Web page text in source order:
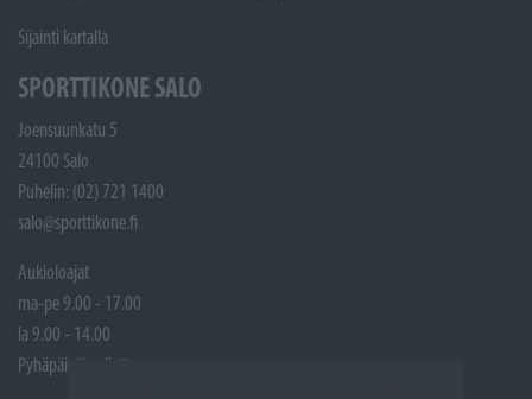
Sijainti kartalla
SPORTTIKONE SALO
Joensuunkatu 5
24100 Salo
Puhelin: (02) 721 1400
salo@sporttikone.fi
Aukioloajat
ma-pe 9.00 - 17.00
la 9.00 - 14.00
Pyhäpäivät suljettuna